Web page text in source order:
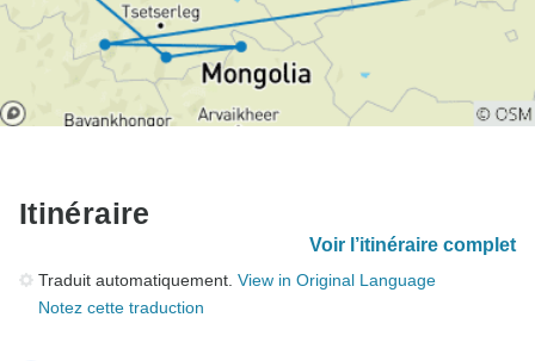
Itinéraire
Voir l’itinéraire complet
Traduit automatiquement. View in Original Language
Notez cette traduction